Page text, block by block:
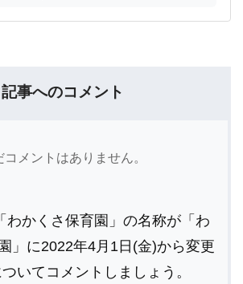
記事へのコメント
コメントはありません。
わかくさ保育園」の名称が「わ
」に2022年4月1日(金)から変更
ついてコメントしましょう。